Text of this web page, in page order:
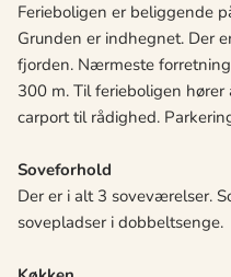
Ferieboligen er beliggende
Grunden er indhegnet. Der
fjorden. Nærmeste
300 m. Til ferieboligen hører
carport til rådighed.
Soveforhold
Der er i alt 3 soveværelser.
sovepladser i dobbeltsenge.